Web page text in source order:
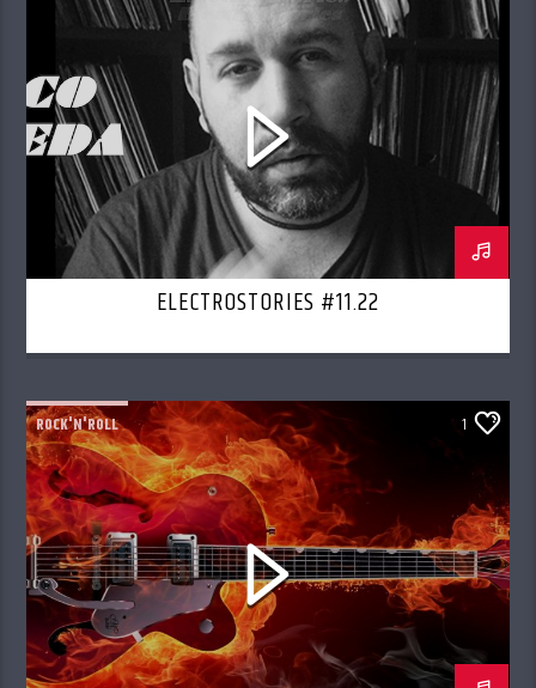
ELECTROSTORIES #11.22
ROCK'N'ROLL 1